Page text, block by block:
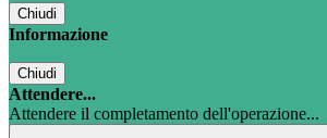
Chiudi
Informazione
Chiudi
Attendere...
Attendere il completamento dell'operazione...